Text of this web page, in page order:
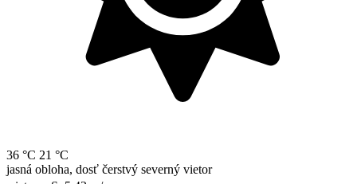
36 °C 21 °C
jasná obloha, dosť čerstvý severný vietor